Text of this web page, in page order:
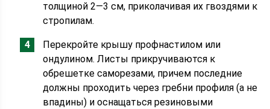
толщиной 2—3 см, приколачивая их гвоздями к
стропилам.
Перекройте крышу профнастилом или
ондулином. Листы прикручиваются к
обрешетке саморезами, причем последние
должны проходить через гребни профиля (а не
впадины) и оснащаться резиновыми